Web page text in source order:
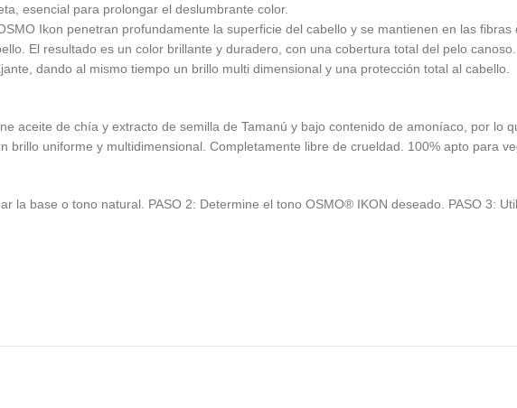
esencial para prolongar el deslumbrante color.
Ikon penetran profundamente la superficie del cabello y se mantienen en las fibras
El resultado es un color brillante y duradero, con una cobertura total del pelo canoso.
dando al mismo tiempo un brillo multi dimensional y una protección total al cabello.
aceite de chía y extracto de semilla de Tamanú y bajo contenido de amoníaco, por lo
uniforme y multidimensional. Completamente libre de crueldad. 100% apto para
la base o tono natural. PASO 2: Determine el tono OSMO® IKON deseado. PASO 3: